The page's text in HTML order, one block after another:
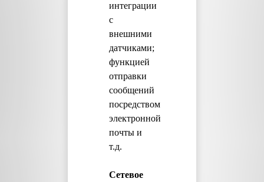
интеграции
с
внешними
датчиками;
функцией
отправки
сообщений
посредством
электронной
почты и
т.д.
Сетевое